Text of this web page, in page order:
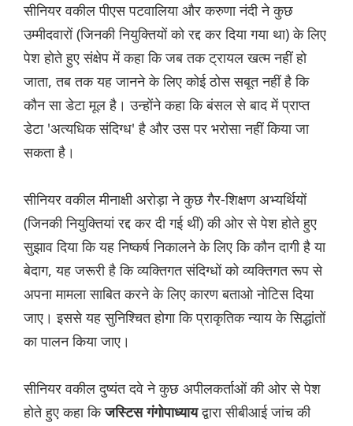
सीनियर वकील पीएस पटवालिया और करुणा नंदी ने कुछ
उम्मीदवारों (जिनकी नियुक्तियों को रद्द कर दिया गया था) के लिए
पेश होते हुए संक्षेप में कहा कि जब तक ट्रायल खत्म नहीं हो
जाता, तब तक यह जानने के लिए कोई ठोस सबूत नहीं है कि
कौन सा डेटा मूल है। उन्होंने कहा कि बंसल से बाद में प्राप्त
डेटा 'अत्यधिक संदिग्ध' है और उस पर भरोसा नहीं किया जा
सकता है।
सीनियर वकील मीनाक्षी अरोड़ा ने कुछ गैर-शिक्षण अभ्यर्थियों
(जिनकी नियुक्तियां रद्द कर दी गई थीं) की ओर से पेश होते हुए
सुझाव दिया कि यह निष्कर्ष निकालने के लिए कि कौन दागी है या
बेदाग, यह जरूरी है कि व्यक्तिगत संदिग्धों को व्यक्तिगत रूप से
अपना मामला साबित करने के लिए कारण बताओ नोटिस दिया
जाए। इससे यह सुनिश्चित होगा कि प्राकृतिक न्याय के सिद्धांतों
का पालन किया जाए।
सीनियर वकील दुष्यंत दवे ने कुछ अपीलकर्ताओं की ओर से पेश
होते हुए कहा किजस्टिस गंगोपाध्यायद्वारा सीबीआई जांच की